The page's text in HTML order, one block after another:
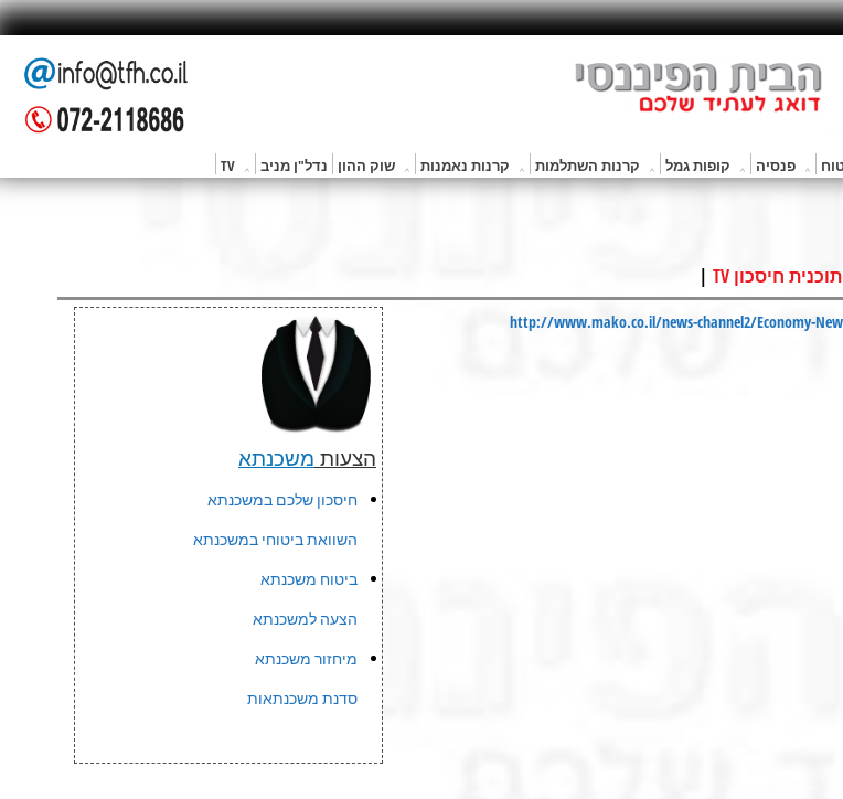
פנסיה קופות גמל קרנות השתלמות קרנות נאמנות שוק ההון נדל"ן מניב TV
תוכנית חיסכון TV |
הצעות משכנתא
חיסכון שלכם במשכנתא
השוואת ביטוחי במשכנתא
ביטוח משכנתא
הצעה למשכנתא
מיחזור משכנתא
סדנת משכנתאות
http://www.mako.co.il/news-channel2/Economy-